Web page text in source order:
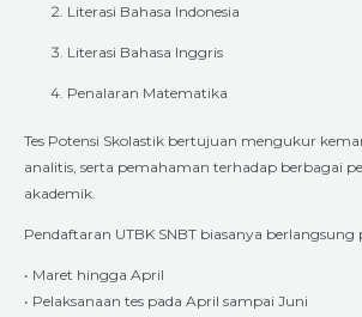
Literasi Bahasa Indonesia
Literasi Bahasa Inggris
Penalaran Matematika
Tes Potensi Skolastik bertujuan mengukur
analitis, serta pemahaman terhadap berbagai
akademik.
Pendaftaran UTBK SNBT biasanya berlangsung
• Maret hingga April
• Pelaksanaan tes pada April sampai Juni